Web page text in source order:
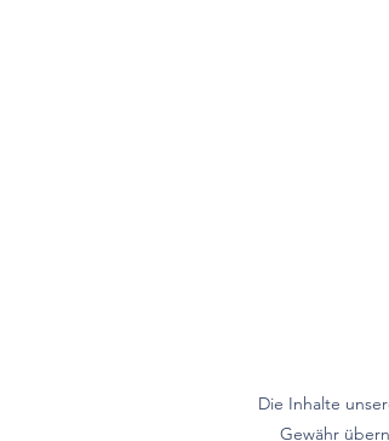
Die Inhalte
Gewähr